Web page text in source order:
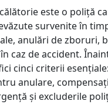
este o poliță
survenite în
anulări de zboruri,
caz de accident.
cinci criterii
anulare,
și excluderile